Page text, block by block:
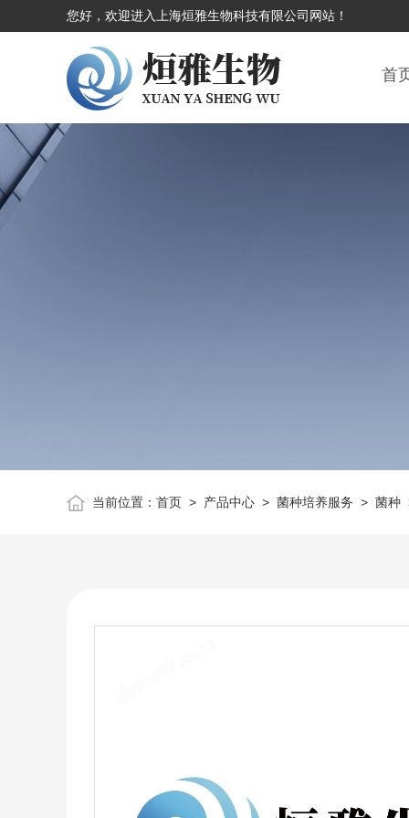
您好，欢迎进入上海烜雅生物科技有限公司网站！
首
当前位置： 首页> 产品中心> 菌种培养服务 > 菌种